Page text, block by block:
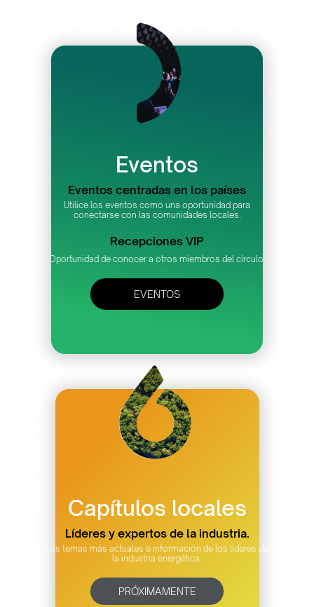
Eventos
Eventos centradas en los países
Utilice los eventos como una oportunidad para
conectarse con las comunidades locales.
Recepciones VIP
Oportunidad de conocer a otros miembros del círculo.
EVENTOS
Capítulos locales
Líderes y expertos de la industria.
Los temas más actuales e información de los líderes de
la industria energética.
PRÓXIMAMENTE